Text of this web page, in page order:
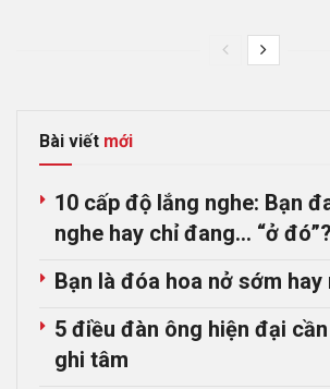
Bài viết mới
10 cấp độ lắng nghe: Bạn
nghe hay chỉ đang… “ở đó”?
Bạn là đóa hoa nở sớm hay
5 điều đàn ông hiện đại
ghi tâm